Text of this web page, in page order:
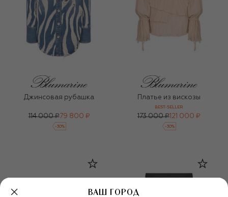
Джинсовая рубашка
114 000 ₽79 800 ₽
-30%
Платье из вискозы
BEST-SELLER
173 000 ₽ 121 000 ₽
-30%
ВАШ ГОРОД